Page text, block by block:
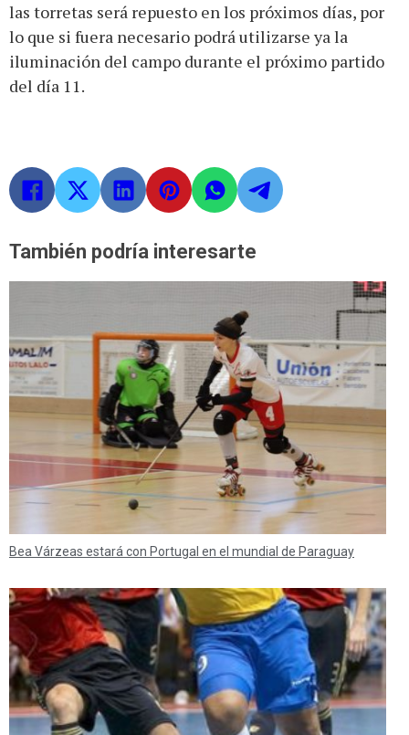
las torretas será repuesto en los próximos días, por
lo que si fuera necesario podrá utilizarse ya la
iluminación del campo durante el próximo partido
del día 11.
También podría interesarte
Bea Várzeas estará con Portugal en el mundial de Paraguay